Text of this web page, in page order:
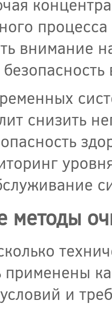
внимание
снизить
методы
применены
и